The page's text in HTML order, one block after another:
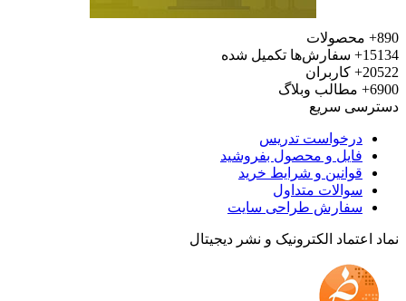
محصولات
سفارش‌ها تکمیل شده
کاربران
مطالب وبلاگ
سریع
درخواست تدریس
فایل و محصول بفروشید
قوانین و شرایط خرید
سوالات متداول
سفارش طراحی سایت
اعتماد الکترونیک و نشر دیجیتال